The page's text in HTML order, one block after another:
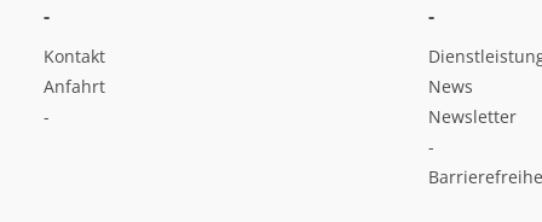
-
Kontakt
Anfahrt
-
-
News
Newsletter
-